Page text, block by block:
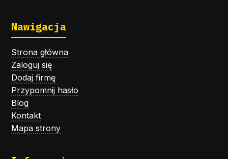
Nawigacja
Strona główna
Zaloguj się
Dodaj firmę
Przypomnij hasło
Blog
Kontakt
Mapa strony